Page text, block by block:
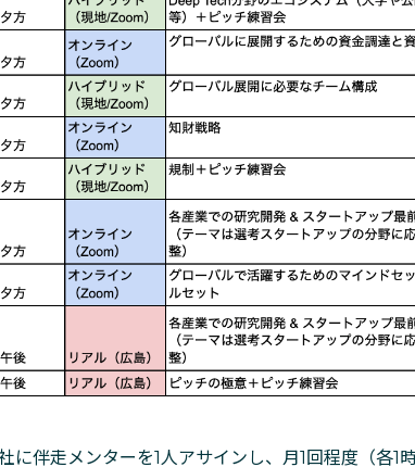
に伴走メンターを1人アサインし、月1回程度（各1